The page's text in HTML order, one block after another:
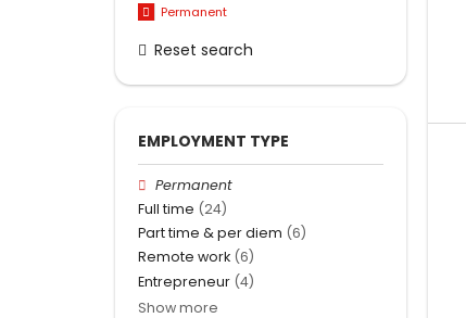
Permanent
Reset search
EMPLOYMENT TYPE
Permanent
Full time (24)
Part time & per diem (6)
Remote work (6)
Entrepreneur (4)
Show more